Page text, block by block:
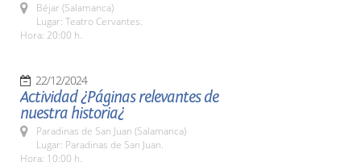
Béjar (Salamanca)
Lugar: Teatro Cervantes.
Hora: 20:00 h.
22/12/2024
Actividad ¿Páginas relevantes de
nuestra historia¿
Paradinas de San Juan (Salamanca)
Lugar: Paradinas de San Juan.
Hora: 10:00 h.